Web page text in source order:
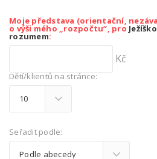
Moje představa (orientační,
o výši mého „rozpočtu“, pro
rozumem:
Kč
Dětí/klientů na stránce:
Seřadit podle: